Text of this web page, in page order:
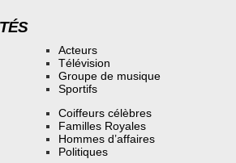
Acteurs
Télévision
Groupe de musique
Sportifs
Coiffeurs célèbres
Familles Royales
Hommes d’affaires
Politiques